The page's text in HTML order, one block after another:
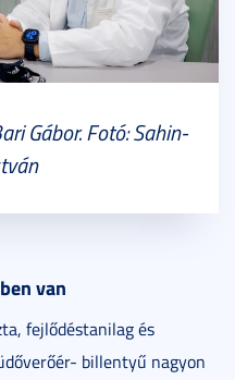
Gábor. Fotó: Sahin-
van
fejlődéstanilag és
billentyű nagyon